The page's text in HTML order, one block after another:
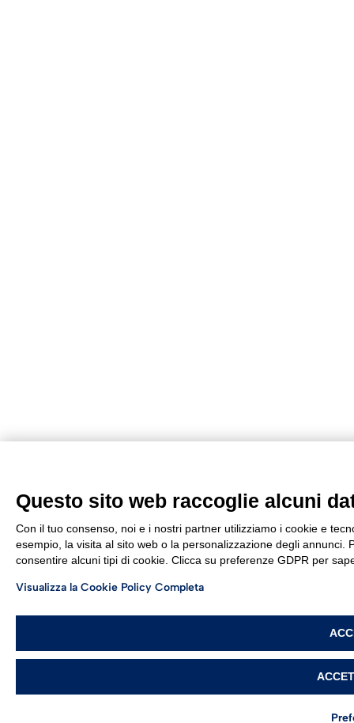
Questo sito web raccoglie alcuni
Con il tuo consenso, noi e i nostri partner utilizziamo i cookie e
esempio, la visita al sito web o la personalizzazione degli
consentire alcuni tipi di cookie. Clicca su preferenze GDPR per
Visualizza la Cookie Policy Completa